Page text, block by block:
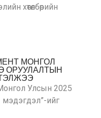
хөтөлбөрийн
МОНГОЛ
ОРУУЛАЛТЫН
Улсын 2025
мэдэгдэл”-ийг